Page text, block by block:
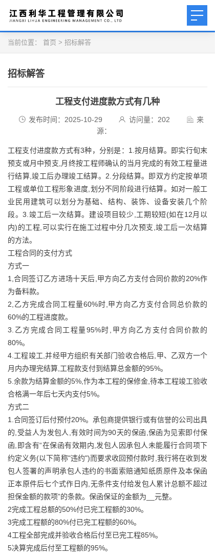
当前位置： 首页 > 招标解答
招标解答
工程支付进度款方式有几种
发布时间：2025-10-29 访问量： 202
来
源：
工程支付进度款方式有3种，分别是：1.按月结算。即实行旬末
预支或月中预支,月终按工程师确认的当月完成的有效工程量进
行结算,竣工后办理竣工结算。2.分段结算。即双方约定按单项
工程或单位工程形象进度,划分不同阶段进行结算。如对一般工
业民用建筑可以划分为基础、结构、装饰、设备安装几个阶
段。3.竣工后一次结算。建设项目较少,工期较短(如在12月以
内)的工程,可以实行在施工过程中分几次预支,竣工后一次结算
的方法。
工程合同的支付方式
方式一
1,合同签订乙方进场十天后,甲方向乙方支付合同价款的20%作
为备料款。
2,乙方完成合同工程量60%时,甲方向乙方支付合同总价款的
60%的工程进度款。
3.乙方完成合同工程量95%时,甲方向乙方支付合同价款的
80%。
4.工程竣工,并经甲方组织有关部门验收合格后,甲、乙双方一个
月内办理完结算,工程款支付到结算总金额的95%。
5.余款为结算金额的5%,作为本工程的保修金,待本工程竣工验收
合格满一年后七天内支付5%。
方式二
1.合同签订后付预付20%。承包商提供银行或有信誉的公司出具
的,受益人为发包人,有效时间为90天的保函,保函为见索即付保
函,即含有“在保函有效期内,发包人因承包人未能履行合同项下
约定义务(以下简称"违约")而要求收回预付款时,我行将在收到发
包人签署的声明承包人违约的书面索赔通知纸质原件及本保函
正本原件后七个式作日内,无条件支付给发包人累计总额不超过
担保金额的款项”的条款。保函保证的金额为__元整。
2完成工程总额的50%付已完工程额的30%。
3完成工程额的80%付已完工程额的60%。
4工程全部完成并验收合格后付至已完工程85%。
5决算完成后付至工程额的95%。